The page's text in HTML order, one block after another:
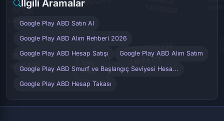
İlgili Aramalar
Google Play ABD Satın Al
Google Play ABD Alım Rehberi 2026
Google Play ABD Hesap Satışı Google Play ABD Alım Satım
Google Play ABD Smurf ve Başlangıç Seviyesi Hesa...
Google Play ABD Hesap Takası